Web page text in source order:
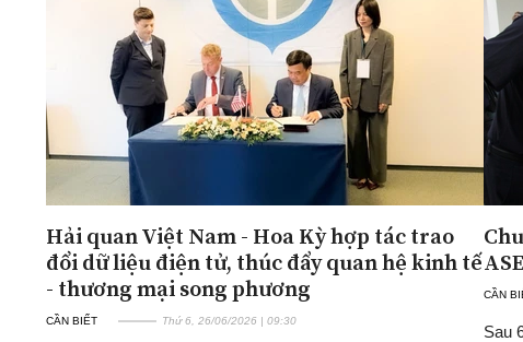
Hải quan Việt Nam - Hoa Kỳ hợp tác trao
đổi dữ liệu điện tử, thúc đẩy quan hệ kinh tế
- thương mại song phương
CẦN BIẾT Thứ 6, 26/06/2026 | 09:30
CẦN
Sau